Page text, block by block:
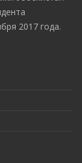
2017 года.